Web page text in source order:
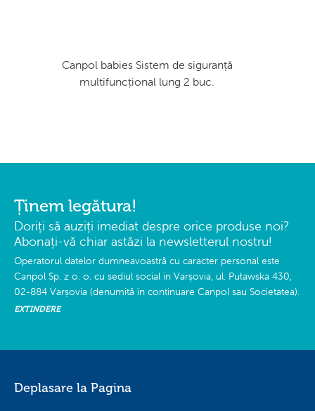
Canpol babies Sistem de siguranță
multifuncțional lung 2 buc.
Ținem legătura!
Doriți să auziți imediat despre orice produse noi?
Abonați-vă chiar astăzi la newsletterul nostru!
Operatorul datelor dumneavoastră cu caracter personal este
Canpol Sp. z o. o. cu sediul social în Varșovia, ul. Puławska 430,
02-884 Varșovia (denumită în continuare Canpol sau Societatea).
EXTINDERE
Deplasare la Pagina